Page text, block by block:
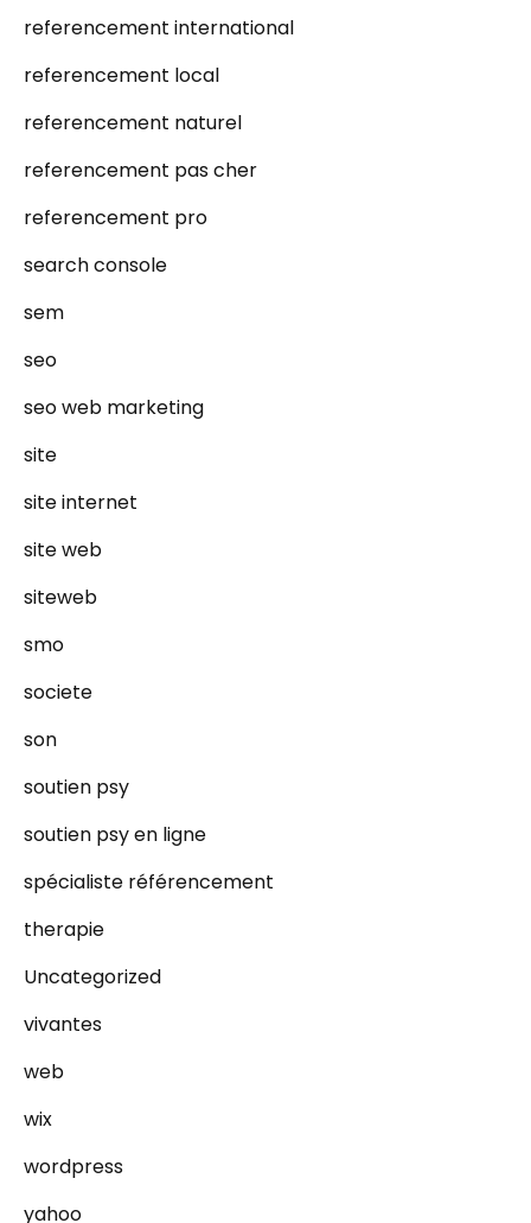
referencement international
referencement local
referencement naturel
referencement pas cher
referencement pro
search console
sem
seo
seo web marketing
site
site internet
site web
siteweb
smo
societe
son
soutien psy
soutien psy en ligne
spécialiste référencement
therapie
Uncategorized
vivantes
web
wix
wordpress
yahoo